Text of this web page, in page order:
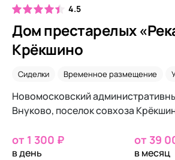
4.5
Дом престарелых
Крёкшино
Сиделки Временное размещение
Новомосковский
Внуково, поселок совхоза
от 1 300 ₽
в день
от 39
в месяц